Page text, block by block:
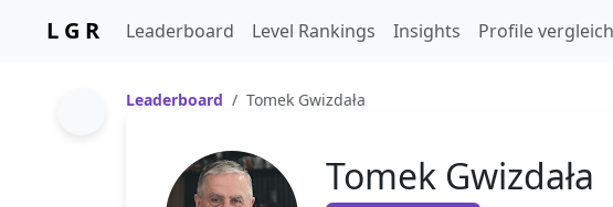
L G R Leaderboard Level Rankings Insights Profile
Leaderboard Tomek Gwizdała
Tomek Gwizdała